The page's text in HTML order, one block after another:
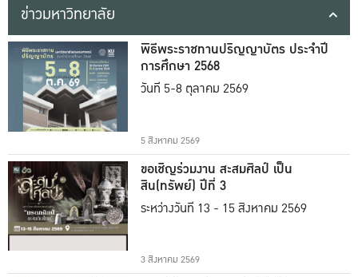
ข่าวมหาวิทยาลัย
พิธีพระราชทานปริญญาบัตร ประจำปี
การศึกษา 2568
วันที่ 5-8 ตุลาคม 2569
5 สิงหาคม 2569
ขอเชิญร่วมงาน สะสมศิลป์ เป็น
สิน(ทรัพย์) ปีที่ 3
ระหว่างวันที่ 13 - 15 สิงหาคม 2569
3 สิงหาคม 2569